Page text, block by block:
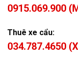
0915.069.900
Thuê xe cẩu:
034.787.4650